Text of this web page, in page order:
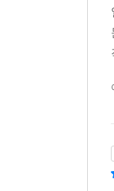
오
단
③은
해